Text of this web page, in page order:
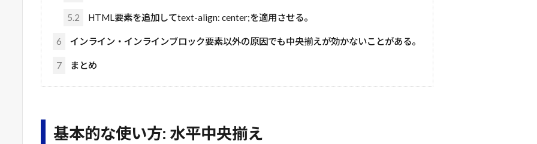
5.2 HTML要素を追加してtext-align: center;を適用させる。
6 インライン・インラインブロック要素以外の原因でも中央揃えが効かないことがある。
7 まとめ
基本的な使い方: 水平中央揃え